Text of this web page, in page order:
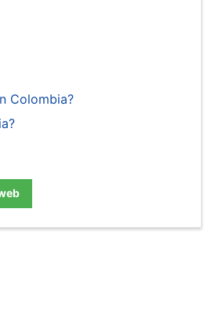
Colombia?